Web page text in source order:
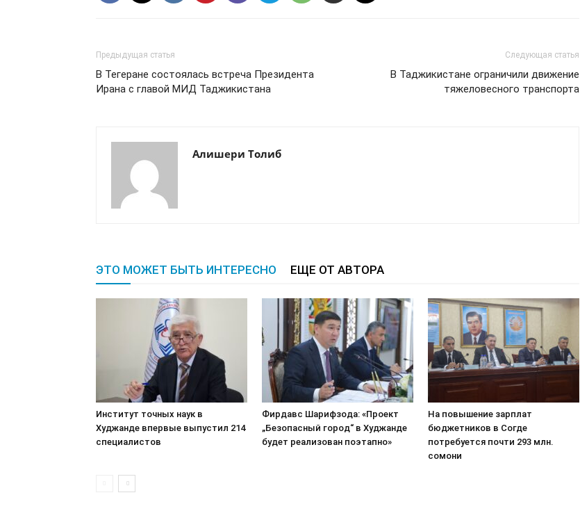
Предыдущая статья
В Тегеране состоялась встреча Президента
Ирана с главой МИД Таджикистана
Следующая статья
В Таджикистане ограничили движение
тяжеловесного транспорта
Алишери Толиб
ЭТО МОЖЕТ БЫТЬ ИНТЕРЕСНО ЕЩЕ ОТ АВТОРА
Институт точных наук в
Худжанде впервые выпустил 214
специалистов
Фирдавс Шарифзода: «Проект
„Безопасный город“ в Худжанде
будет реализован поэтапно»
На повышение зарплат
бюджетников в Согде
потребуется почти 293 млн.
сомони